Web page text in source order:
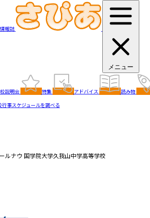
報誌
メニュー
説明会 特集 アドバイス 読み物
行事スケジュールを調べる
ルナウ 国学院大学久我山中学高等学校